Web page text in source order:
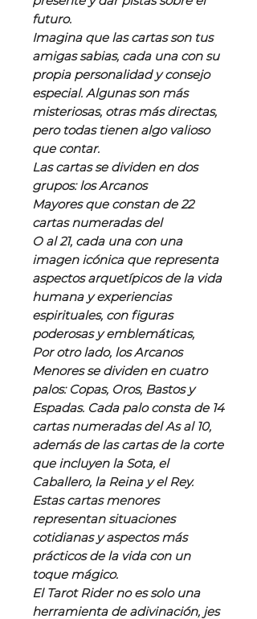
futuro.
Imagina que las cartas son tus
amigas sabias, cada una con su
propia personalidad y consejo
especial. Algunas son más
misteriosas, otras más directas,
pero todas tienen algo valioso
que contar.
Las cartas se dividen en dos
grupos: los Arcanos
Mayores que constan de 22
cartas numeradas del
O al 21, cada una con una
imagen icónica que representa
aspectos arquetípicos de la vida
humana y experiencias
espirituales, con figuras
poderosas y emblemáticas,
Por otro lado, los Arcanos
Menores se dividen en cuatro
palos: Copas, Oros, Bastos y
Espadas. Cada palo consta de 14
cartas numeradas del As al 10,
además de las cartas de la corte
que incluyen la Sota, el
Caballero, la Reina y el Rey.
Estas cartas menores
representan situaciones
cotidianas y aspectos más
prácticos de la vida con un
toque mágico.
El Tarot Rider no es solo una
herramienta de adivinación, jes